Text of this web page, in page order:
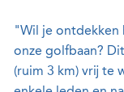
"Wil je ontdekken
onze golfbaan?
(ruim 3 km) vrij te